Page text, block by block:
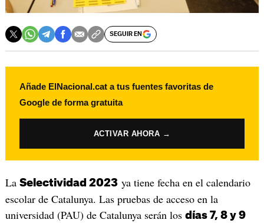
SEGUIR EN
Añade ElNacional.cat a tus fuentes favoritas de
Google de forma gratuita
ACTIVAR AHORA →
La Selectividad 2023ya tiene fecha en el calendario
escolar de Catalunya. Las pruebas de acceso en la
universidad (PAU) de Catalunya serán los días 7, 8 y 9